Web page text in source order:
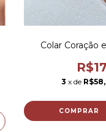
Colar Coração
3 x de
COMPRAR